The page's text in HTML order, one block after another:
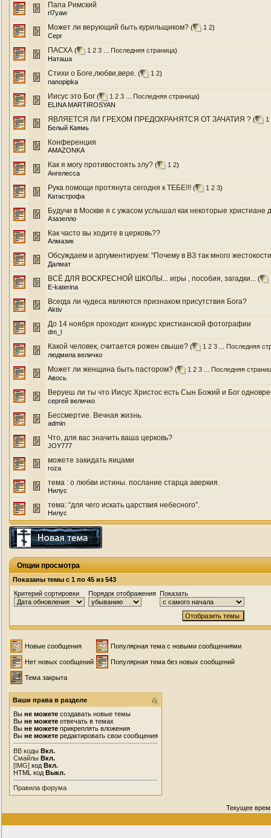
Папа Римский
rl7yaw
Может ли верующий быть курильщиком? ( 1 2)
Серг
ПАСХА ( 1 2 3 Последняя страница)
Наташа
Стихи о Боге,любви,вере. ( 1 2)
nanopipka
Иисус это Бог ( 1 2 3 Последняя страница)
ELINA MARTIROSYAN
ЯВЛЯЕТСЯ ЛИ ГРЕХОМ ПРЕДОХРАНЯТСЯ ОТ ЗАЧАТИЯ ? (
1
Белый Каямь
Конференция
AMAZONKA
Как я могу противостоять злу? ( 1 2)
Ангелесса
Рука помощи протянута сегодня к ТЕБЕ!!! ( 1 2 3)
Катастрофа
Будучи в Москве я с ужасом услышал как некоторые христиане
Азазелло
Как часто вы ходите в церковь??
Алмазик
Обсуждаем и аргументируем: "Почему в ВЗ так много
Далмат
ВСЁ ДЛЯ ВОСКРЕСНОЙ ШКОЛЫ... игры , пособия, загадки... (
E-katerina
Всегда ли чудеса являются признаком присутствия Бога?
Aktiv
До 14 ноября проходит конкурс христианской фотографии
dm_l
Какой человек, считается рожен свыше? ( 1 2 3
Последняя
людмила величко
Может ли женщина быть пастором? ( 1 2 3
Последняя
Авось
Веруеш ли ты что Иисус Христос есть Сын Божий и Бог
сергей величко
Бессмертие. Вечная жизнь.
admin
Что, для вас значить ваша церковь?
JOY777
можете закидать яицами
roza
тема : о любви истины. послание старца аверкия.
Нилус
тема: “для чего искать царствия небесного”.
Нилус
Опции просмотра
Показаны темы с 1 по 45 из 543
Критерий сортировки
Порядок отображения Показать
Новые сообщения Популярная тема с новыми сообщениями
Нет новых сообщений Популярная тема без новых сообщений
Тема закрыта
Ваши права в разделе
Вы не можете создавать новые темы
Вы не можете отвечать в темах
Вы не можете прикреплять вложения
Вы не можете редактировать свои сообщения
BB коды Вкл.
Смайлы Вкл.
[IMG] код Вкл.
HTML код Выкл.
Правила форума
Текущее